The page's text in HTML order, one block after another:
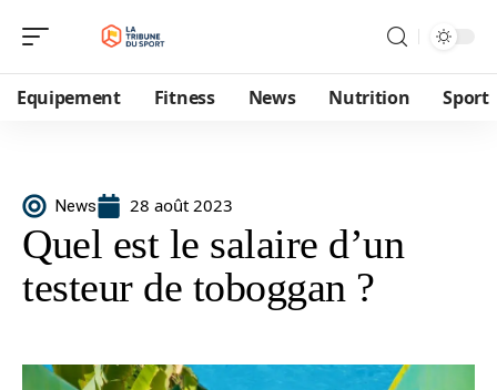
Equipement Fitness News Nutrition Sport
News 28 août 2023
Quel est le salaire d’un
testeur de toboggan ?